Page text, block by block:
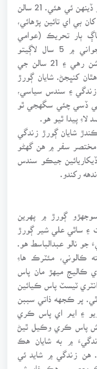
شايان جي عمر به واقعي ڄڻ ته چار ڏينهن ئي هئي. 21 سالن
بي اي تائين پڙهائي،
ٻار تحريڪ (عوامي
تحريڪ) سان وابستگي، ڦوهه جواني ۾ 5 سال لاڳيتو
محبت جي شمع سندن من ۾ روشن رهي ۽ 21 سالن جي
۾ موت هٿان کنڀجڻ. شايان ڳورڙ
زندگي ۽ سندس سياسي،
ڏسي چئي سگهجي ٿو
پيدا ٿيو هو.
شايان ڳورڙ زندگي
جي مختصر سفر ۾ هن گهڻو
جيڪو سندس
رکندو.
ڳورڙ ۾ پهرين
دوست ۽ ساٿي علي شير ڳورڙ
نالو عبدالباسط هو.
ڪالوني، مئٽرڪ هاءِ
ڪاليج ميهڙ مان پاس
ٽيسٽ پاس ڪيائين
پر ڪجهه ذاتي سببن
۽ ايم اي پاس ڪري
پاس ڪري وڪيل ٿيڻ
۾ به شايان هڪ
هن زندگي ۾ شايد ئي
معصوم، هڪ خاموش،